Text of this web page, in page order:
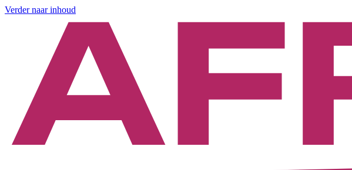
Verder naar inhoud